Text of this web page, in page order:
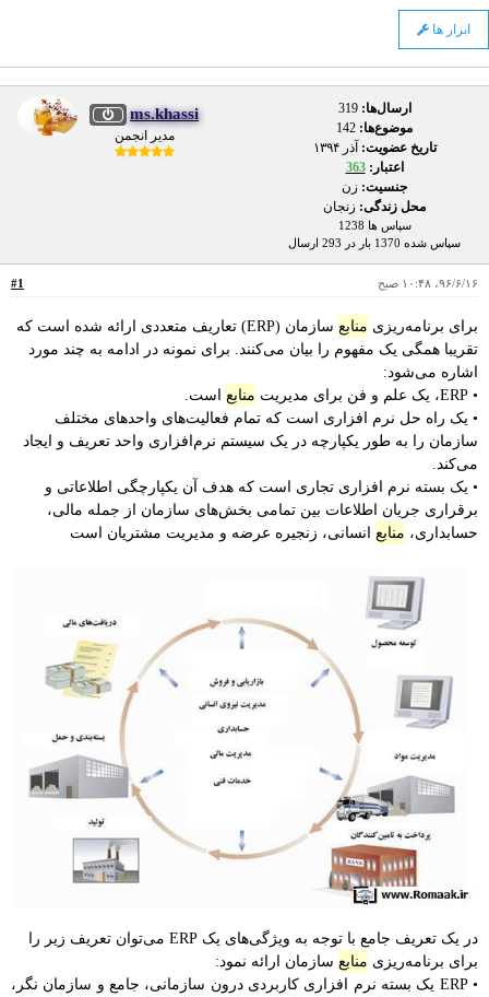
ابزار ها
ms.khassi
مدیر انجمن
ارسال‌ها:319
موضوع‌ها:
تاریخ عضویت: آذر ۱۳۹۴
اعتبار:363
جنسیت: زن
محل زندگی: زنجان
سپاس ها 1238
سپاس شده 1370 بار در 293 ارسال
#1 ۹۶/۶/۱۶، ۱۰:۴۸ صبح
برای برنامه‌ریزی منابع
سازمان (ERP) تعاریف متعددی ارائه شده است که
تقریبا همگی یک مفهوم را بیان می‌کنند. برای نمونه در ادامه به چند مورد
اشاره می‌شود:
• ERP، یک علم و فن برای مدیریت
منابع است.
• یک راه حل نرم ‌افزاری است که تمام فعالیت‌های واحدهای مختلف
سازمان را به طور یکپارچه در یک سیستم نرم‌افزاری واحد تعریف و ایجاد
می‌کند.
• یک بسته نرم‌ افزاری تجاری است که هدف آن یکپارچگی اطلاعاتی و
برقراری جریان اطلاعات بین تمامی ‏بخش‌های سازمان از جمله مالی،
حسابداری، منابع انسانی، زنجیره عرضه و مدیریت مشتریان است
در یک تعریف جامع با توجه به ویژگی‌های یک ERP می‌توان تعریف زیر را
برای برنامه‌ریزی منابع سازمان ارائه نمود:
• ERP یک بسته نرم افزاری کاربردی درون سازمانی، جامع و سازمان نگر،